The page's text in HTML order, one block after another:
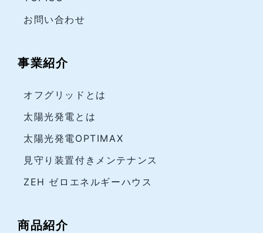
お問い合わせ
事業紹介
オフグリッドとは
太陽光発電とは
太陽光発電OPTIMAX
見守り装置付きメンテナンス
ZEH ゼロエネルギーハウス
商品紹介